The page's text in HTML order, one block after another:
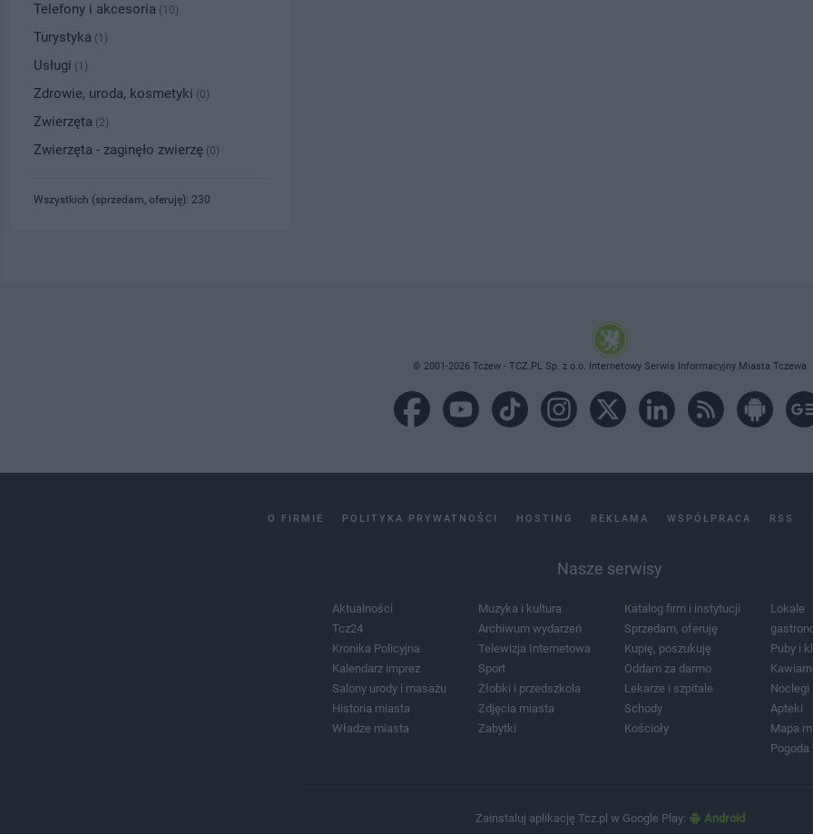
Telefony i akcesoria (10)
Turystyka (1)
Usługi (1)
Zdrowie, uroda, kosmetyki (0)
Zwierzęta (2)
Zwierzęta - zaginęło zwierzę (0)
Wszystkich (sprzedam, oferuję): 230
© 2001-2026 Tczew - TCZ.PL Sp. z o.o. Internetowy Serwis Informacyjny Miasta Tczewa
O FIRMIE POLITYKA PRYWATNOŚCI HOSTING REKLAMA WSPÓŁPRACA RSS
Nasze serwisy
Aktualności
Tcz24
Kronika Policyjna
Kalendarz imprez
Salony urody i masażu
Historia miasta
Władze miasta
Muzyka i kultura
Archiwum wydarzeń
Telewizja Internetowa
Sport
Żłobki i przedszkola
Zdjęcia miasta
Zabytki
Katalog firm i instytucji
Sprzedam, oferuję
Kupię, poszukuję
Oddam za darmo
Lekarze i szpitale
Schody
Kościoły
Lokale
Puby i
Noclegi
Apteki
Mapa
Pogoda
Zainstaluj aplikację Tcz.pl w Google Play: Android